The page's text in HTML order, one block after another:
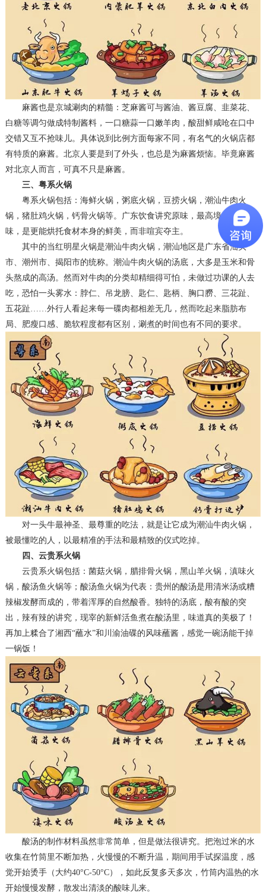
麻酱也是京城涮肉的精髓：芝麻酱可与酱油、酱豆腐、韭菜花、
白糖等调匀做成特制酱料，一口糖蒜一口嫩羊肉，酸甜鲜咸呛在口中
交错又互不抢味儿。具体说到比例方面每家不同，有名气的火锅店都
有特质的麻酱。北京人要是到了外头，也总是为麻酱烦恼。毕竟麻酱
对北京人而言，可真不只是麻酱。
三、 粤系火锅
粤系火锅包括：海鲜火锅，粥底火锅，豆捞火锅，潮汕牛肉火
锅，猪肚鸡火锅，钙骨火锅等。广东饮食讲究原味，最高境界的调
味，是更能烘托食材本身的鲜美，而非喧宾夺主。
其中的当红明星火锅是潮汕牛肉火锅，潮汕地区是广东省汕头
市、潮州市、揭阳市的统称。潮汕牛肉火锅的汤底，大多是玉米和骨
头熬成的高汤。然而对牛肉的分类却精细得可怕，未做过功课的人去
吃，恐怕一头雾水：脖仁、吊龙膀、匙仁、匙柄、胸口朥、三花趾、
五花趾……外行人看起来每一碟肉都相差无几，然而吃起来脂肪布
局、肥瘦口感、脆软程度都有区别，涮煮的时间也有不同的要求。
对一头牛最神圣、最尊重的吃法，就是让它成为潮汕牛肉火锅，
被最懂吃的人，以最精准的手法和最精致的仪式吃掉。
四、云贵系火锅
云贵系火锅包括： 菌菇火锅，腊排骨火锅，黑山羊火锅，滇味火
锅，酸汤鱼火锅等；酸汤鱼火锅为代表：贵州的酸汤是用清米汤或糟
辣椒发酵而成的，带着浑厚的自然酸香。独特的汤底，酸有酸的突
出，辣有辣的讲究， 现宰的新鲜活鱼煮在酸汤里，味道真的美极了！
再加上糅合了湘西“蘸水”和川渝油碟的风味蘸酱，感觉一碗汤能干掉
一锅饭！
酸汤的制作材料虽然非常简单，但是做法很讲究。把泡过米的水
收集在竹筒里不断加热，火慢慢的不断升温，期间用手试探温度，感
觉开始烫手（大约40°C-50°C），如此反复多天多次，竹筒内温热的水
开始慢慢发酵，散发出清淡的酸味儿来。